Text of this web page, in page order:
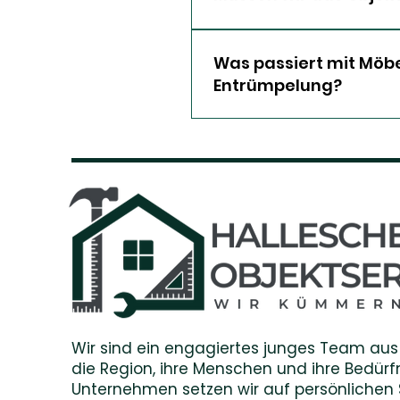
der gewünschte
können, empfehlen wir
transparentes,
Sie bereits vor Beginn
Kosten Sie rechnen
die Gegebenheiten
dieser Grundlage
Angebot. So erhalten
planen.
Was passiert mit
Entrümpelung?
Ihren individuellen
Wir sind ein engagiertes junges Team
die Region, ihre Menschen und ihre
Unternehmen setzen wir auf persönlichen